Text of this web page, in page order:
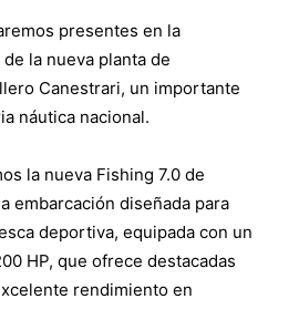
presentes en la
la nueva planta de
Canestrari, un importante
náutica nacional.
la nueva Fishing 7.0 de
embarcación diseñada para
deportiva, equipada con un
HP, que ofrece destacadas
rendimiento en